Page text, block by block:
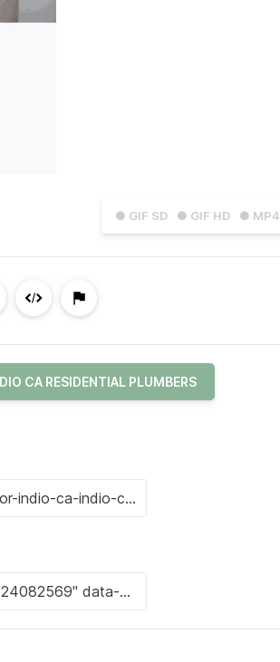
● GIF SD ● GIF HD ● MP4
CA RESIDENTIAL PLUMBERS